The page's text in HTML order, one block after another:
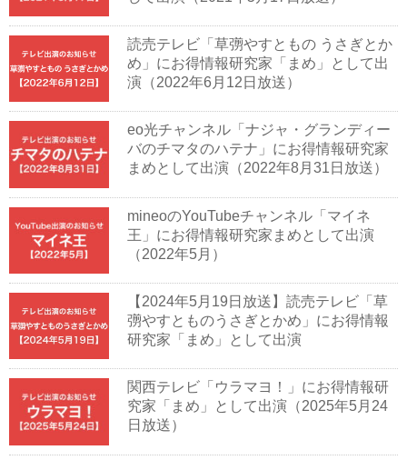
読売テレビ「草彅やすともの うさぎとか
め」にお得情報研究家「まめ」として出
演（2022年6月12日放送）
eo光チャンネル「ナジャ・グランディー
バのチマタのハテナ」にお得情報研究家
まめとして出演（2022年8月31日放送）
mineoのYouTubeチャンネル「マイネ
王」にお得情報研究家まめとして出演
（2022年5月）
【2024年5月19日放送】読売テレビ「草
彅やすとものうさぎとかめ」にお得情報
研究家「まめ」として出演
関西テレビ「ウラマヨ！」にお得情報研
究家「まめ」として出演（2025年5月24
日放送）